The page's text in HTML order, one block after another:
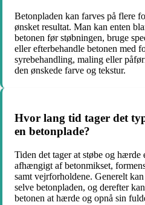
Betonpladen kan farves på flere
ønsket resultat. Man kan enten
betonen før støbningen, bruge
eller efterbehandle betonen med
syrebehandling, maling eller
den ønskede farve og tekstur.
Hvor lang tid tager det
en betonplade?
Tiden det tager at støbe og hærde
afhængigt af betonmikset,
samt vejrforholdene. Generelt
selve betonpladen, og derefter
betonen at hærde og opnå sin